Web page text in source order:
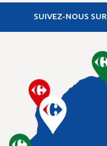
SUIVEZ-NOUS SUR